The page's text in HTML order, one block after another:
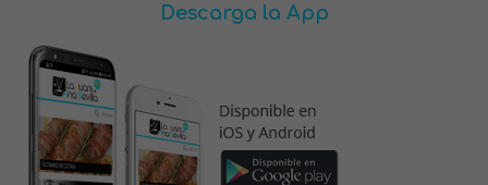
Descarga la App